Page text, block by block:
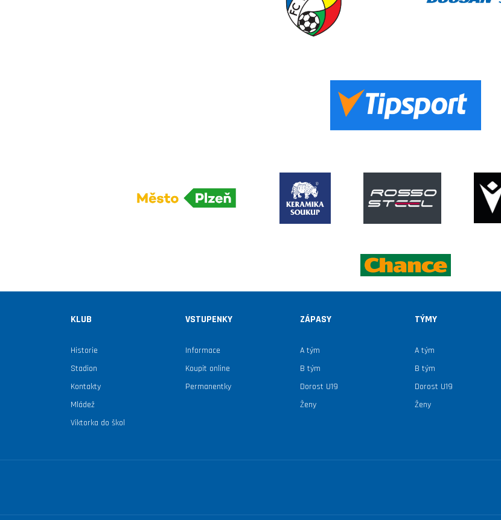
KLUB
Historie
Stadion
Kontakty
Mládež
Viktorka do škol
VSTUPENKY
Informace
Koupit online
Permanentky
ZÁPASY
A tým
B tým
Dorost U19
Ženy
TÝMY
A tým
B tým
Dorost U19
Ženy